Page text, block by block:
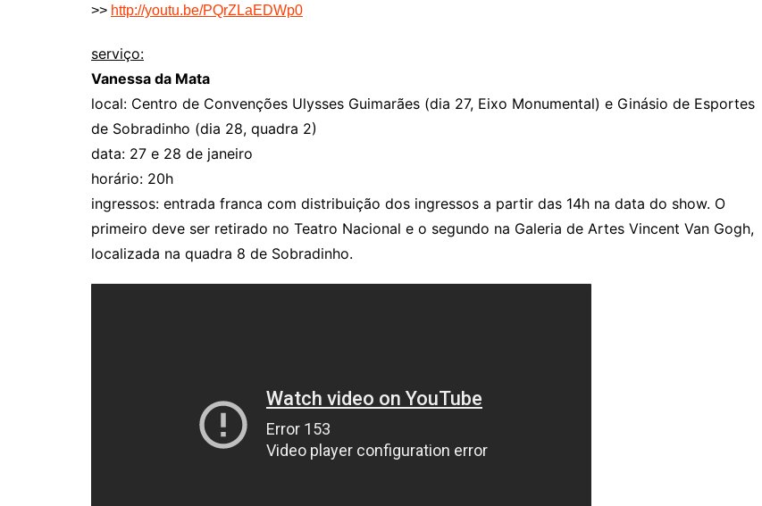
>> http://youtu.be/PQrZLaEDWp0
serviço:
Vanessa da Mata
local: Centro de Convenções Ulysses Guimarães (dia 27, Eixo Monumental) e Ginásio de Esportes
de Sobradinho (dia 28, quadra 2)
data: 27 e 28 de janeiro
horário: 20h
ingressos: entrada franca com distribuição dos ingressos a partir das 14h na data do show. O
primeiro deve ser retirado no Teatro Nacional e o segundo na Galeria de Artes Vincent Van Gogh,
localizada na quadra 8 de Sobradinho.